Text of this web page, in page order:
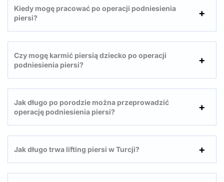
Kiedy mogę pracować po operacji podniesienia
piersi?
Czy mogę karmić piersią dziecko po operacji
podniesienia piersi?
Jak długo po porodzie można przeprowadzić
operację podniesienia piersi?
Jak długo trwa lifting piersi w Turcji?